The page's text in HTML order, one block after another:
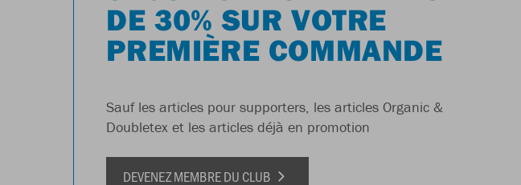
DE 30% SUR VOTRE
PREMIÈRE COMMANDE
Sauf les articles pour supporters, les articles Organic &
Doubletex et les articles déjà en promotion
DEVENEZ MEMBRE DU CLUB